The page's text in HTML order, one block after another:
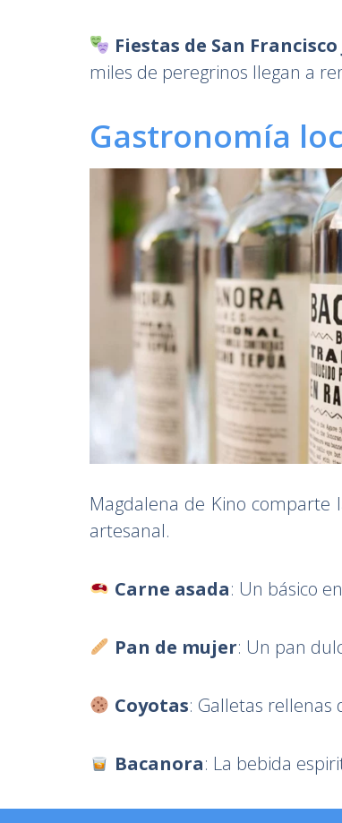
Fiestas de San
miles de peregrinos llegan a
Gastronomía
Magdalena de Kino
artesanal.
Carne asada: Un básico
Pan de mujer: Un pan
Coyotas: Galletas rellenas
Bacanora: La bebida